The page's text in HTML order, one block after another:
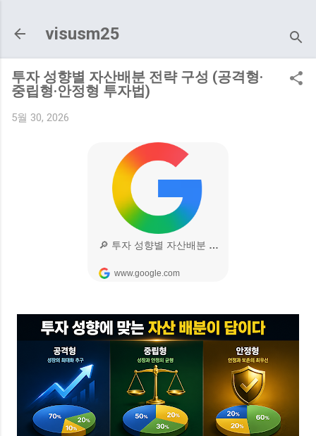
visusm25
투자 성향별 자산배분 전략 구성 (공격형·
중립형·안정형 투자법)
5월 30, 2026